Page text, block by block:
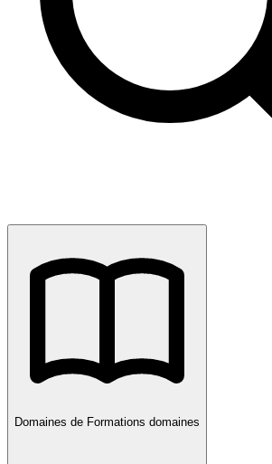
Domaines de Formations domaines